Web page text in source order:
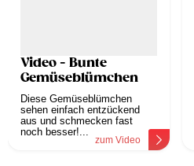
Video - Bunte
Gemüseblümchen
Diese Gemüseblümchen
sehen einfach entzückend
aus und schmecken fast
noch besser!...
zum Video